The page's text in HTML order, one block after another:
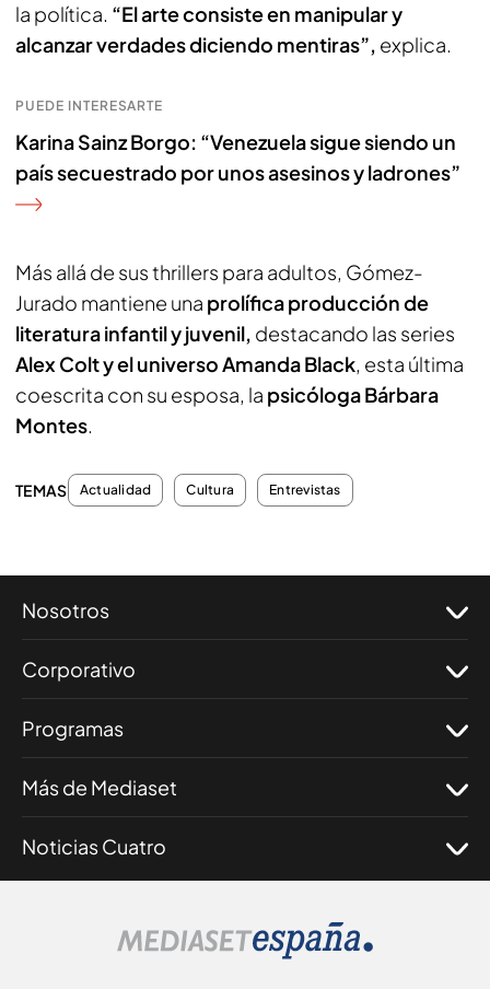
la política. “El arte consiste en manipular y
alcanzar verdades diciendo mentiras”, explica.
PUEDE INTERESARTE
Karina Sainz Borgo: “Venezuela sigue siendo un
país secuestrado por unos asesinos y ladrones”
Más allá de sus thrillers para adultos, Gómez-
Jurado mantiene una prolífica producción de
literatura infantil y juvenil, destacando las series
Alex Colt y el universo Amanda Black, esta última
coescrita con su esposa, la psicóloga Bárbara
Montes.
TEMAS Actualidad Cultura Entrevistas
Nosotros
Corporativo
Programas
Más de Mediaset
Noticias Cuatro